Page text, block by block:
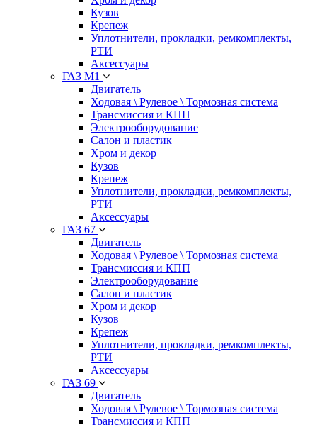
Кузов
Крепеж
Уплотнители, прокладки, ремкомплекты,
РТИ
Аксессуары
ГАЗ М1
Двигатель
Ходовая \ Рулевое \ Тормозная система
Трансмиссия и КПП
Электрооборудование
Салон и пластик
Хром и декор
Кузов
Крепеж
Уплотнители, прокладки, ремкомплекты,
РТИ
Аксессуары
ГАЗ 67
Двигатель
Ходовая \ Рулевое \ Тормозная система
Трансмиссия и КПП
Электрооборудование
Салон и пластик
Хром и декор
Кузов
Крепеж
Уплотнители, прокладки, ремкомплекты,
РТИ
Аксессуары
ГАЗ 69
Двигатель
Ходовая \ Рулевое \ Тормозная система
Трансмиссия и КПП